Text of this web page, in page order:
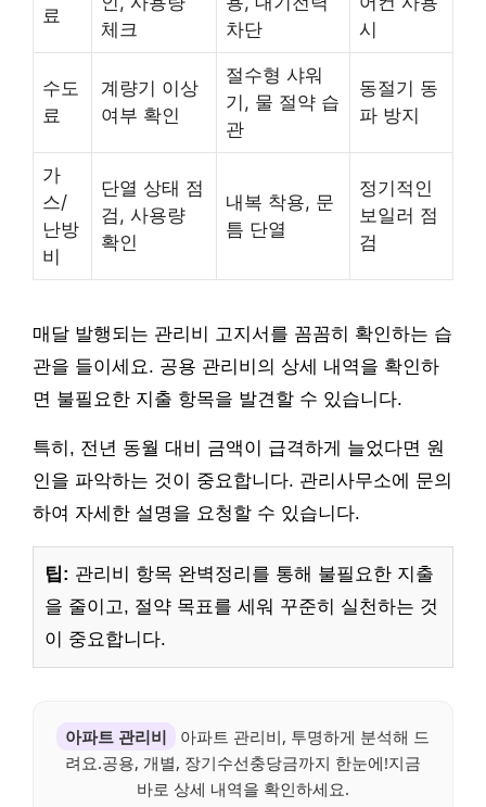
료
체크
차단
시
수도
료
계량기 이상
여부 확인
절수형 샤워
기, 물 절약 습
관
동절기 동
파 방지
가
스/
난방
비
단열 상태 점
검, 사용량
확인
내복 착용, 문
틈 단열
정기적인
보일러 점
검
매달 발행되는 관리비 고지서를 꼼꼼히 확인하는 습
관을 들이세요. 공용 관리비의 상세 내역을 확인하
면 불필요한 지출 항목을 발견할 수 있습니다.
특히, 전년 동월 대비 금액이 급격하게 늘었다면 원
인을 파악하는 것이 중요합니다. 관리사무소에 문의
하여 자세한 설명을 요청할 수 있습니다.
팁: 관리비 항목 완벽정리를 통해 불필요한 지출
을 줄이고, 절약 목표를 세워 꾸준히 실천하는 것
이 중요합니다.
아파트 관리비
아파트 관리비, 투명하게 분석해 드
려요.공용, 개별, 장기수선충당금까지 한눈에!지금
바로 상세 내역을 확인하세요.